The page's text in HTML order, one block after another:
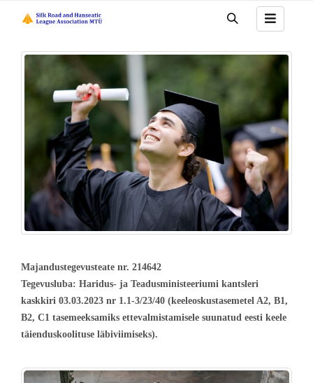
Majandustegevusteate nr. 214642
Tegevusluba: Haridus- ja Teadusministeeriumi kantsleri
kaskkiri 03.03.2023 nr 1.1-3/23/40 (keeleoskustasemetel A2, B1,
B2, C1 tasemeeksamiks ettevalmistamisele suunatud eesti keele
täienduskoolituse läbiviimiseks).